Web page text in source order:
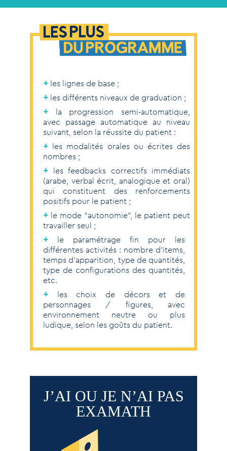
+ les lignes de base ;
+ les différents niveaux de graduation ;
+ la progression semi-automatique,
avec passage automatique au niveau
suivant, selon la réussite du patient :
+ les modalités orales ou écrites des
nombres ;
+ les feedbacks correctifs immédiats
(arabe, verbal écrit, analogique et oral)
qui constituent des renforcements
positifs pour le patient ;
+ le mode “autonomie”, le patient peut
travailler seul ;
+ le paramétrage fin pour les
différentes activités : nombre d’items,
temps d’apparition, type de quantités,
type de configurations des quantités,
etc.
+ les choix de décors et de
personnages / figures, avec
environnement neutre ou plus
ludique, selon les goûts du patient.
J’AI OU JE N’AI PAS
EXAMATH